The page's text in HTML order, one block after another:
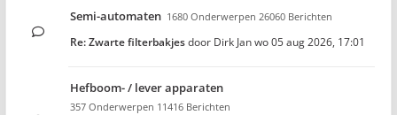
Semi-automaten 1680 Onderwerpen 26060 Berichten
Re: Zwarte filterbakjesdoor Dirk Janwo 05 aug 2026, 17:01
Hefboom- / lever apparaten
357 Onderwerpen 11416 Berichten